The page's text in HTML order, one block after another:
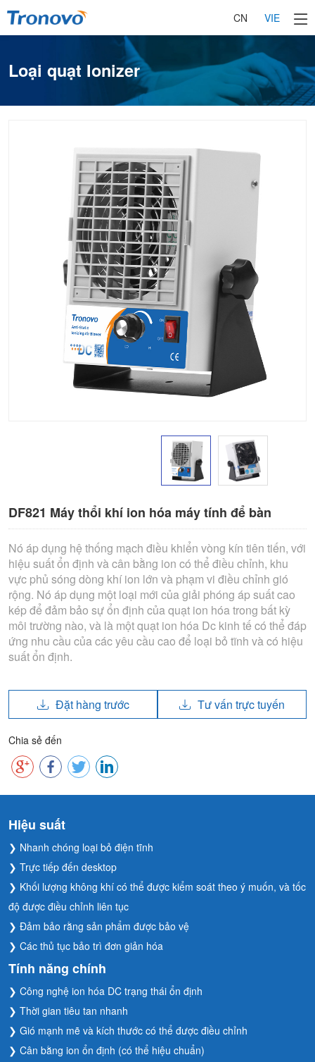
CN VIE
Loại quạt Ionizer
DF821 Máy thổi khí ion hóa máy tính để bàn
Nó áp dụng hệ thống mạch điều khiển vòng kín tiên tiến, với
hiệu suất ổn định và cân bằng ion có thể điều chỉnh, khu
vực phủ sóng dòng khí ion lớn và phạm vi điều chỉnh gió
rộng. Nó áp dụng một loại mới của giải phóng áp suất cao
kép để đảm bảo sự ổn định của quạt ion hóa trong bất kỳ
môi trường nào, và là một quạt ion hóa Dc kinh tế có thể đáp
ứng nhu cầu của các yêu cầu cao để loại bỏ tĩnh và có hiệu
suất ổn định.
Đặt hàng trước Tư vấn trực tuyến
Chia sẻ đến
Hiệu suất
❯ Nhanh chóng loại bỏ điện tĩnh
❯ Trực tiếp đến desktop
❯ Khối lượng không khí có thể được kiểm soát theo ý muốn, và tốc
độ được điều chỉnh liên tục
❯ Đảm bảo rằng sản phẩm được bảo vệ
❯ Các thủ tục bảo trì đơn giản hóa
Tính năng chính
❯ Công nghệ ion hóa DC trạng thái ổn định
❯ Thời gian tiêu tan nhanh
❯ Gió mạnh mẽ và kích thước có thể được điều chỉnh
❯ Cân bằng ion ổn định (có thể hiệu chuẩn)